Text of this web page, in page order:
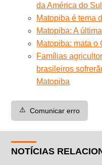
da América do
Matopiba é tema
Matopiba: A
Matopiba: mata o
Famílias
brasileiros
Matopiba
⚠️ Comunicar erro
NOTÍCIAS